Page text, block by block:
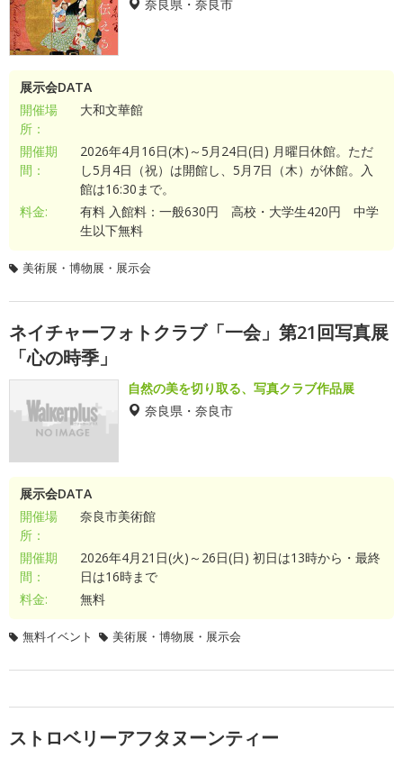
奈良県・奈良市
展示会DATA
開催場
所：
大和文華館
開催期
間：
2026年4月16日(木)～5月24日(日) 月曜日休館。ただ
し5月4日（祝）は開館し、5月7日（木）が休館。入
館は16:30まで。
料金:
有料 入館料：一般630円 高校・大学生420円 中学
生以下無料
美術展・博物展・展示会
ネイチャーフォトクラブ「一会」第21回写真展
「心の時季」
自然の美を切り取る、写真クラブ作品展
奈良県・奈良市
展示会DATA
開催場
所：
奈良市美術館
開催期
間：
2026年4月21日(火)～26日(日) 初日は13時から・最終
日は16時まで
料金:
無料
無料イベント 美術展・博物展・展示会
ストロベリーアフタヌーンティー